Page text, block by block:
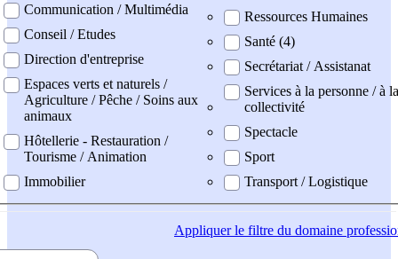
Communication / Multimédia
Conseil / Etudes
Direction d'entreprise
Espaces verts et naturels /
Agriculture / Pêche / Soins aux
animaux
Hôtellerie - Restauration /
Tourisme / Animation
Immobilier
Ressources Humaines
Santé (4)
Secrétariat / Assistanat
Services à la personne / à la
collectivité
Spectacle
Sport
Transport / Logistique
Appliquerle filtre du domaine